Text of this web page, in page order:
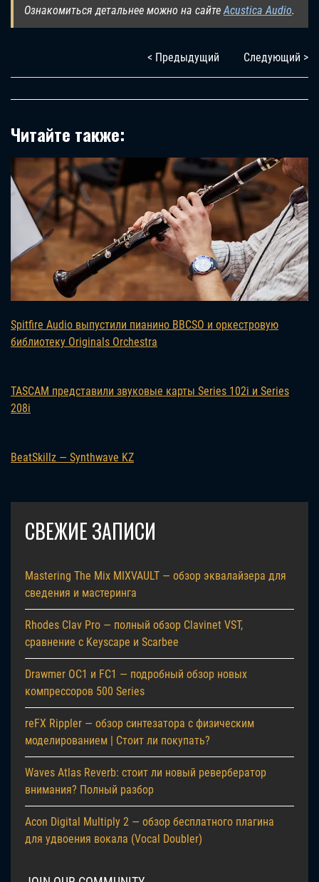
Ознакомиться детальнее можно на сайтеAcustica Audio.
< Предыдущий Следующий >
Читайте также:
Spitfire Audio выпустили пианино BBCSO и оркестровую
библиотеку Originals Orchestra
TASCAM представили звуковые карты Series 102i и Series
208i
BeatSkillz — Synthwave KZ
СВЕЖИЕ ЗАПИСИ
Mastering The Mix MIXVAULT — обзор эквалайзера для
сведения и мастеринга
Rhodes Clav Pro — полный обзор Clavinet VST,
сравнение с Keyscape и Scarbee
Drawmer OC1 и FC1 — подробный обзор новых
компрессоров 500 Series
reFX Rippler — обзор синтезатора с физическим
моделированием | Стоит ли покупать?
Waves Atlas Reverb: стоит ли новый ревербератор
внимания? Полный разбор
Acon Digital Multiply 2 — обзор бесплатного плагина
для удвоения вокала (Vocal Doubler)